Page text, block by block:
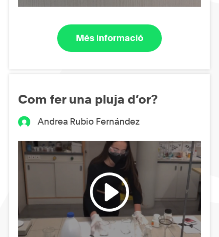
Més informació
Com fer una pluja d’or?
Andrea Rubio Fernández